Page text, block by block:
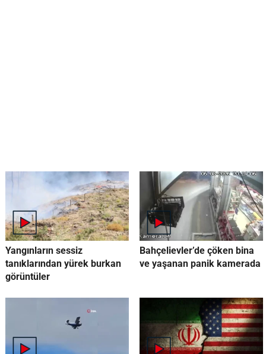
Yangınların sessiz
tanıklarından yürek burkan
görüntüler
Bahçelievler’de çöken bina
ve yaşanan panik kamerada